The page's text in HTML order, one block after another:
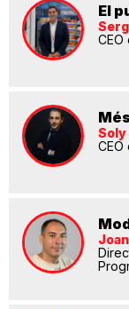
El
CEO
Soly
CEO